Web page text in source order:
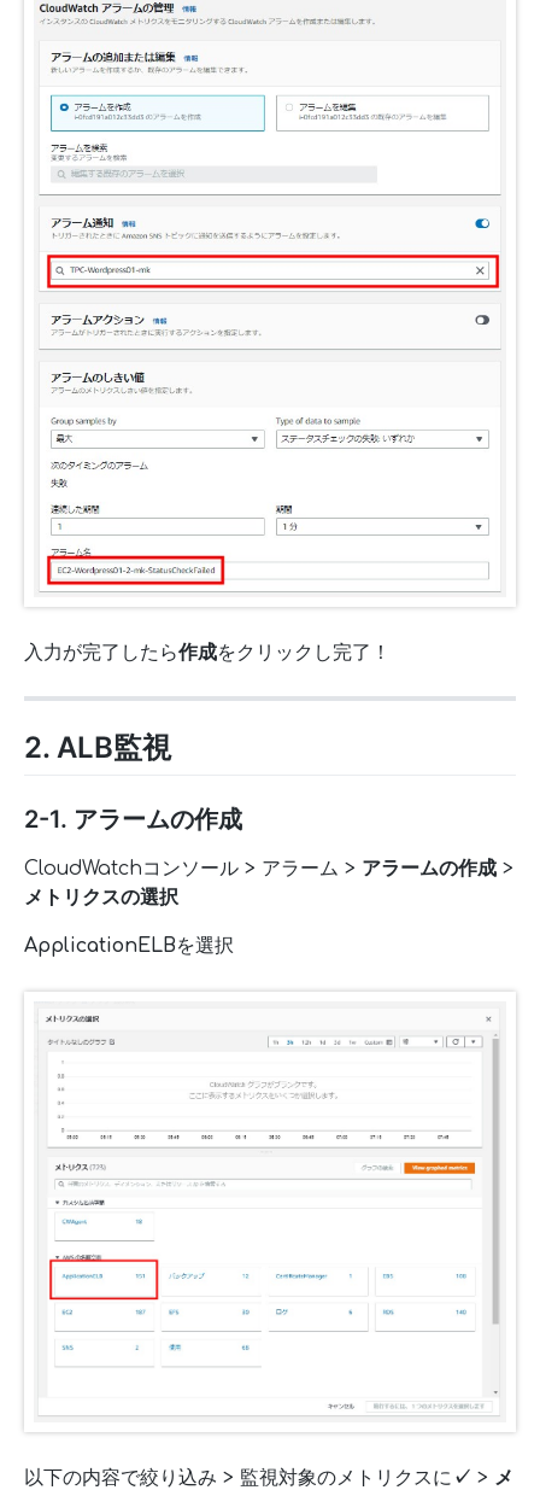
入力が完了したら作成をクリックし完了！
2. ALB監視
2-1. アラームの作成
CloudWatchコンソール > アラーム > アラームの作成 >
メトリクスの選択
ApplicationELBを選択
以下の内容で絞り込み > 監視対象のメトリクスに ✓ > メ